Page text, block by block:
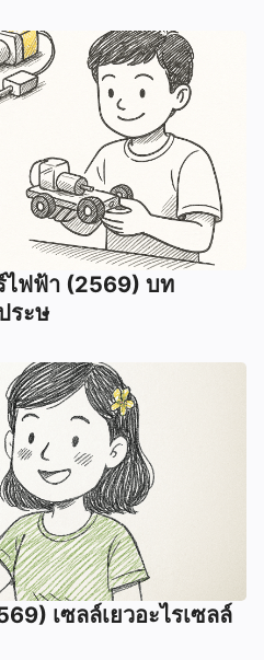
ไฟฟ้า (2569) บท
ระษ
เซลล์เยวอะไรเซลล์